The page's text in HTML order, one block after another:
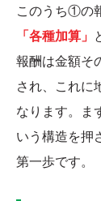
このうち①の
「各種加算」
報酬は金額そ
され、これに
なります。ま
いう構造を押
第一歩です。